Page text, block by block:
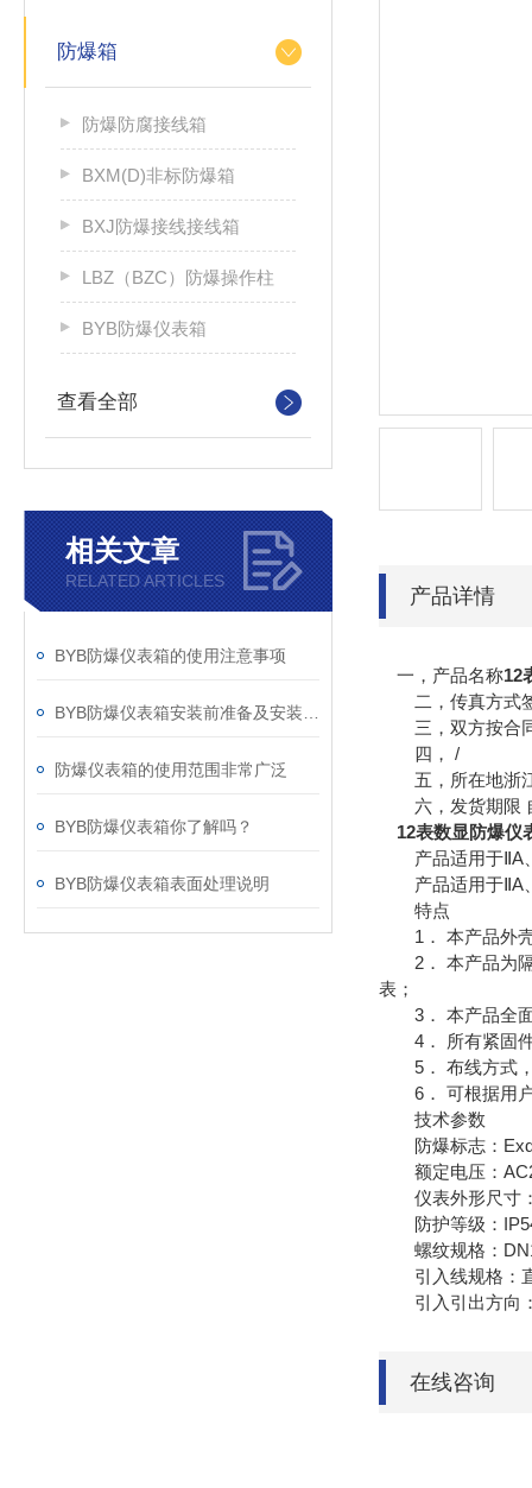
防爆箱
防爆防腐接线箱
BXM(D)非标防爆箱
BXJ防爆接线接线箱
LBZ（BZC）防爆操作柱
BYB防爆仪表箱
查看全部
相关文章
RELATED ARTICLES
BYB防爆仪表箱的使用注意事项
防爆仪表箱的使用范围非常广泛
BYB防爆仪表箱你了解吗？
BYB防爆仪表箱表面处理说明
产品详情
一，产品名称12
二，传真方式
三，双方按合同
四， /
五，所在地浙江
六，发货期限
12表数显防爆仪
产品适用于ⅡA
产品适用于ⅡA、
特点
1． 本产品外壳
2． 本产品为隔
表；
3． 本产品全面
4． 所有紧固件
5． 布线方式，
6． 可根据用户
技术参数
防爆标志：
额定电压：
仪表外形尺寸
防护等级：
螺纹规格：
引入线规格：直
引入引出方向：
在线咨询